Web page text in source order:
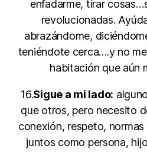
enfadarme, tirar
revolucionadas.
abrazándome,
teniéndote cerca….y no
habitación que aún
16.Sigue a mi lado:
que otros, pero necesito
conexión, respeto,
juntos como persona,